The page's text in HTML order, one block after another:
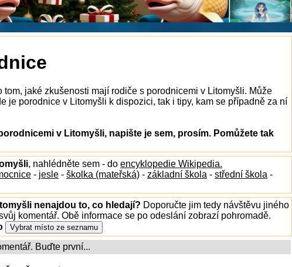
tom, jaké zkušenosti mají rodiče s porodnicemi v Litomyšli. Může
je porodnice v Litomyšli k dispozici, tak i tipy, kam se případně za ní
v Litomyšli, napište je sem, prosím. Pomůžete tak
, nahlédněte sem - do encyklopedie Wikipedia.
- jesle - školka (mateřská) - základní škola - střední škola -
nenajdou to, co hledají? Doporučte jim tedy návštěvu jiného
komentář. Obě informace se po odeslání zobrazí pohromadě.
Buďte první...